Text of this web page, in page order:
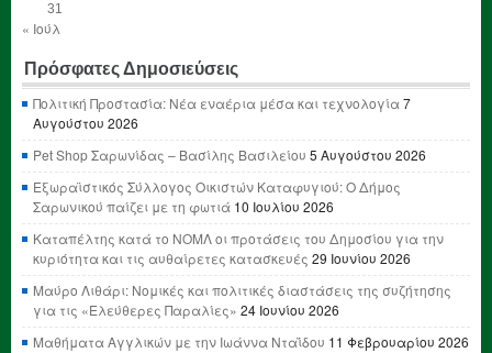
31
« Ιούλ
Πρόσφατες Δημοσιεύσεις
Πολιτική Προστασία: Νέα εναέρια μέσα και τεχνολογία7
Αυγούστου 2026
Pet Shop Σαρωνίδας – Βασίλης Βασιλείου 5 Αυγούστου 2026
Εξωραϊστικός Σύλλογος Οικιστών Καταφυγιού: Ο Δήμος
Σαρωνικού παίζει με τη φωτιά 10 Ιουλίου 2026
Καταπέλτης κατά το ΝΟΜΛ οι προτάσεις του Δημοσίου για την
κυριότητα και τις αυθαίρετες κατασκευές 29 Ιουνίου 2026
Μαύρο Λιθάρι: Νομικές και πολιτικές διαστάσεις της συζήτησης
για τις «Ελεύθερες Παραλίες» 24 Ιουνίου 2026
Μαθήματα Αγγλικών με την Ιωάννα Νταΐδου 11 Φεβρουαρίου 2026